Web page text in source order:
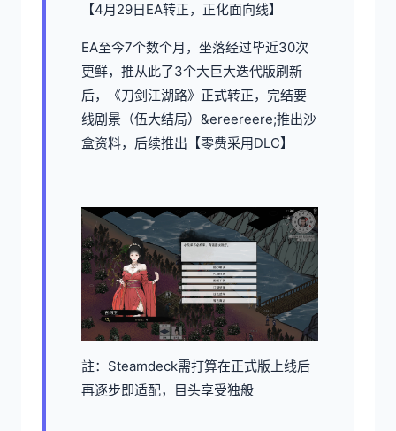
【4月29日EA转正，正化面向线】
EA至今7个数个月，坐落经过毕近30次
更鲜，推从此了3个大巨大迭代版刷新
后，《刀剑江湖路》正式转正，完结要
线剧景（伍大结局）&ereereere;推出沙
盒资料，后续推出【零费采用DLC】
註：Steamdeck需打算在正式版上线后
再逐步即适配，目头享受独般